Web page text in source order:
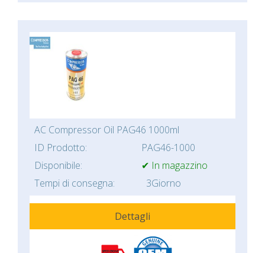
AC Compressor Oil PAG46 1000ml
ID Prodotto:
PAG46-1000
Disponibile:
✔ In magazzino
Tempi di consegna:
3Giorno
Dettagli